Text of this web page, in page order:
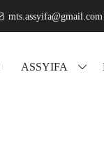
mts.assyifa@gmail.com
Assyifa
ASSYIFA